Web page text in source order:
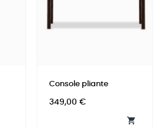
Console pliante
Prix
349,00 €
